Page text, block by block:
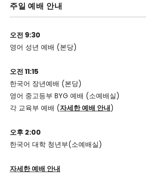
주일 예배 안내
오전 9:30
영어 성년 예배 (본당)
오전 11:15
한국어 장년예배 (본당)
영어 중고등부 BYG 예배 (소예배실)
각 교육부 예배 (자세한 예배 안내)
오후 2:00
한국어 대학 청년부(소예배실)
자세한 예배 안내